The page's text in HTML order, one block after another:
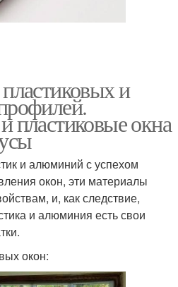
и
окна
и алюминий с успехом
окон, эти материалы
и, как следствие,
и алюминия есть свои
окон: